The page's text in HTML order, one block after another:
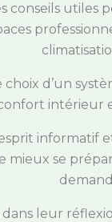
conseils utiles
d’un
informatif
mieux se
leur